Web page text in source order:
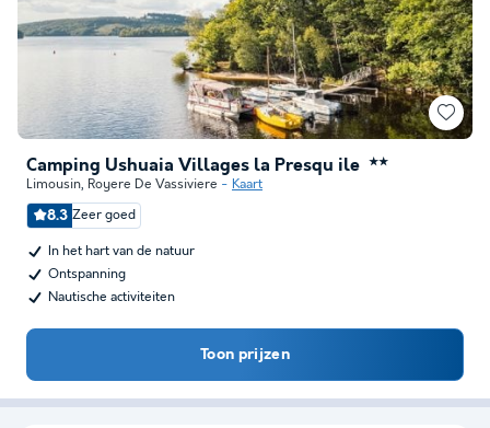
Camping Ushuaia Villages la Presqu ile ★★
Limousin, Royere De Vassiviere Kaart
8.3 Zeer goed
In het hart van de natuur
Ontspanning
Nautische activiteiten
Toon prijzen